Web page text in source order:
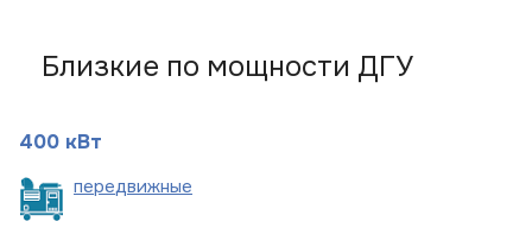
Близкие по мощности ДГУ
400 кВт
передвижные